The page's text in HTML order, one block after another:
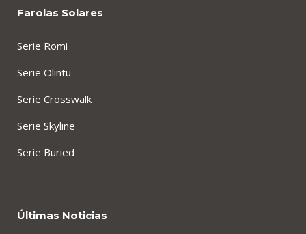
Farolas Solares
Serie Romi
Serie Olintu
Serie Crosswalk
Serie Skyline
Serie Buried
Últimas Noticias